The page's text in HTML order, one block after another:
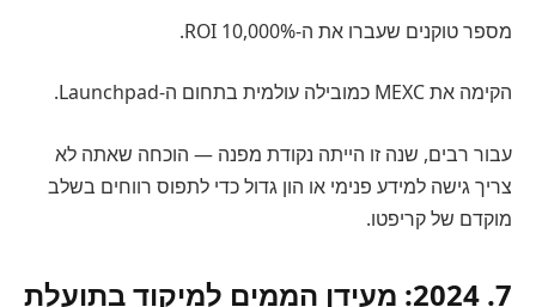
מספר טוקנים שעברו את ה-10,000% ROI.
הקימה את MEXC כמובילה עולמית בתחום ה-Launchpad.
עבור רבים, שנה זו הייתה נקודת מפנה — הוכחה שאתה לא
צריך גישה למידע פנימי או הון גדול כדי לתפוס רווחים בשלב
מוקדם של קריפטו.
7. 2024: מעידן הממים למיקוד בתועלת